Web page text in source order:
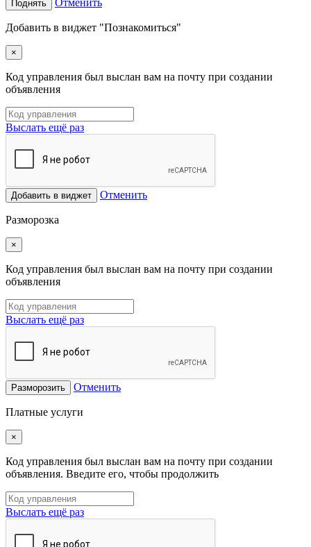
Поднять Отменить
Добавить в виджет "Познакомиться"
×
Код управления был выслан вам на почту при создании
объявления
Выслать ещё раз
Добавить в виджет Отменить
Разморозка
×
Код управления был выслан вам на почту при создании
объявления
Выслать ещё раз
Разморозить Отменить
Платные услуги
×
Код управления был выслан вам на почту при создании
объявления. Введите его, чтобы продолжить
Выслать ещё раз